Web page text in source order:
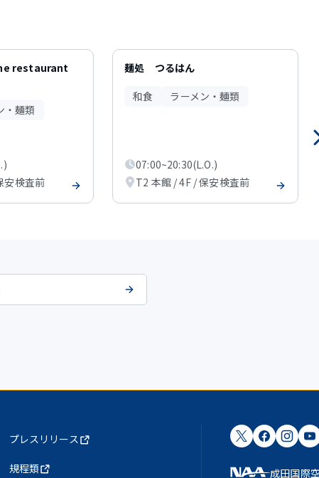
restaurant
・麺類
安検査前
麺処 つるはん
和食
ラーメン・麺類
07:00~20:30(L.O.)
T2 本館 / 4F / 保安検査前
プレスリリース
規程類 成田国際